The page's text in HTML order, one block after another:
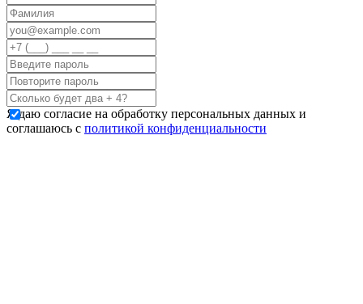
Я даю согласие на обработку персональных данных и
соглашаюсь с политикой конфиденциальности